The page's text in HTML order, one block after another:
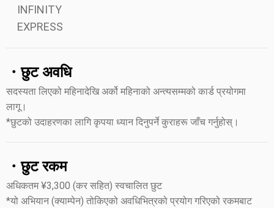
INFINITY
EXPRESS
・छुट अवधि
सदस्यता लिएको महिनादेखि अर्को महिनाको अन्त्यसम्मको कार्ड प्रयोगमा
लागू।
*छुटको उदाहरणका लागि कृपया ध्यान दिनुपर्ने कुराहरू जाँच गर्नुहोस्।
・छुट रकम
अधिकतम ¥3,300 (कर सहित) स्वचालित छुट
*यो अभियान (क्याम्पेन) तोकिएको अवधिभित्रको प्रयोग गरिएको रकमबाट